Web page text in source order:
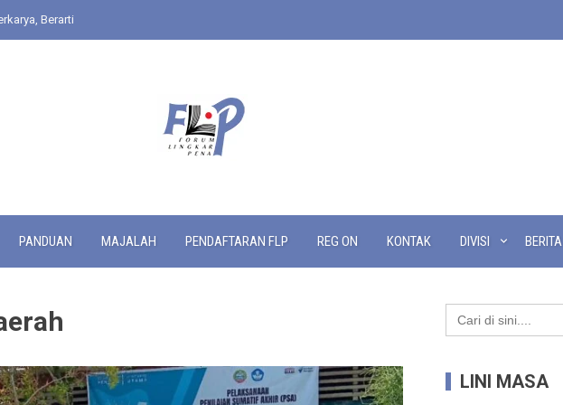
Berarti
PANDUAN MAJALAH PENDAFTARAN FLP REG ON KONTAK DIVISI BERITA
Search
for:
LINI MASA